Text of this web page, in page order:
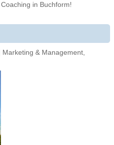
in Buchform!
& Management,